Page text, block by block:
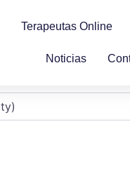
Terapeutas Online
Noticias